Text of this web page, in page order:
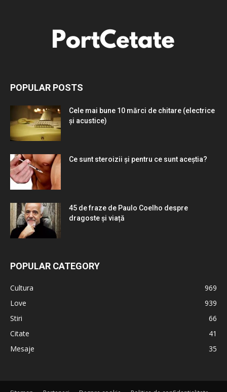
POPULAR POSTS
Cele mai bune 10 mărci de chitare (electrice
și acustice)
Ce sunt steroizii și pentru ce sunt aceștia?
45 de fraze de Paulo Coelho despre
dragoste și viață
POPULAR CATEGORY
Cultura
969
Love
939
Stiri
66
Citate
41
Mesaje
35